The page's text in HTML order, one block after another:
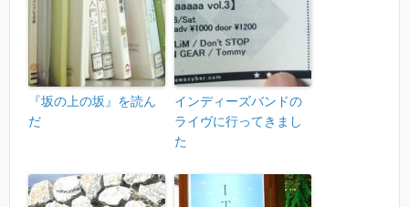
『坂の上の坂』を読ん
だ
インディーズバンドの
ライヴに行ってきまし
た